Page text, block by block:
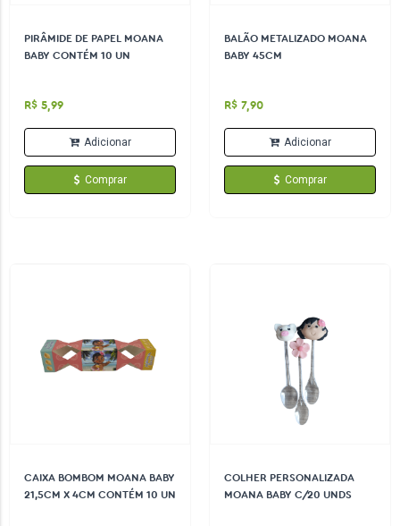
PIRÂMIDE DE PAPEL MOANA
BABY CONTÉM 10 UN
R$ 5,99
Adicionar
Comprar
BALÃO METALIZADO MOANA
BABY 45CM
R$ 7,90
Adicionar
Comprar
CAIXA BOMBOM MOANA BABY
21,5CM X 4CM CONTÉM 10 UN
COLHER PERSONALIZADA
MOANA BABY C/20 UNDS